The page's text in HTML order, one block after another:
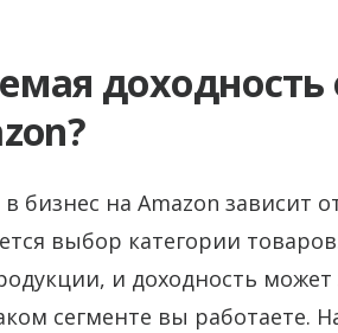
бизнес на Amazon зависит
выбор категории
и доходность может
сегменте вы работаете.